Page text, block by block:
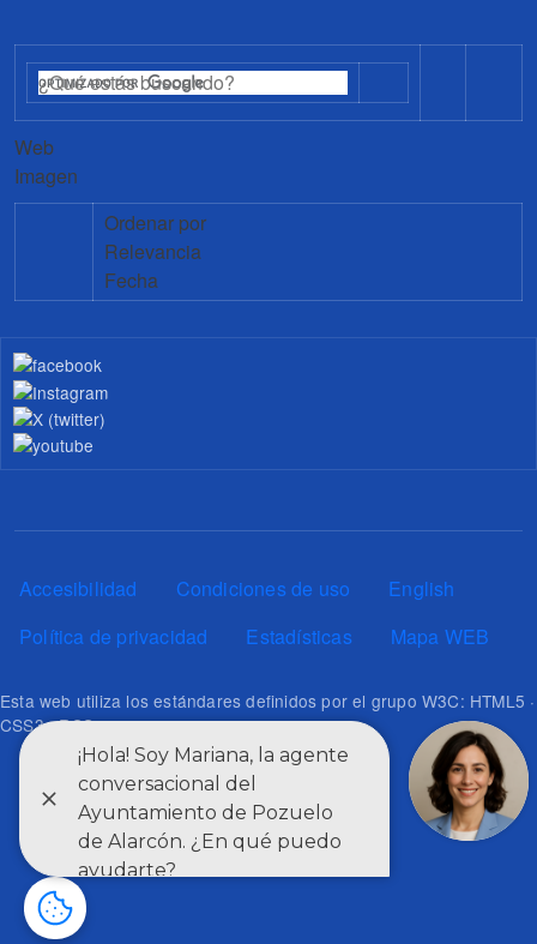
Web
Imagen
Ordenar por
Relevancia
Fecha
Pie de página
Accesibilidad Condiciones de uso
English
Política de privacidad
Estadísticas Mapa WEB
Esta web utiliza los estándares definidos por el grupo W3C: HTML5 ·
CSS3 · RSS